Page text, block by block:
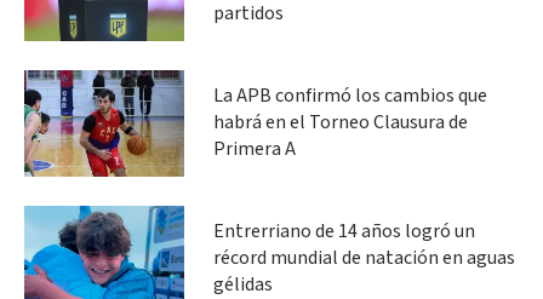
partidos
La APB confirmó los cambios que
habrá en el Torneo Clausura de
Primera A
Entrerriano de 14 años logró un
récord mundial de natación en aguas
gélidas